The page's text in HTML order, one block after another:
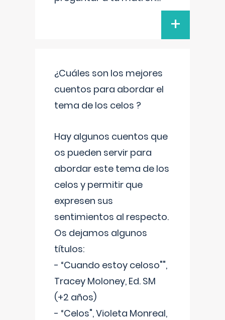
+
¿Cuáles son los mejores
cuentos para abordar el
tema de los celos ?
Hay algunos cuentos que
os pueden servir para
abordar este tema de los
celos y permitir que
expresen sus
sentimientos al respecto.
Os dejamos algunos
títulos:
- “Cuando estoy celoso"",
Tracey Moloney, Ed. SM
(+2 años)
- “Celos", Violeta Monreal,